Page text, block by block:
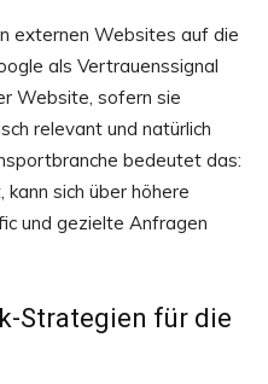
externen Websites auf die
als Vertrauenssignal
Website, sofern sie
relevant und natürlich
bedeutet das:
sich über höhere
und gezielte Anfragen
Strategien für die